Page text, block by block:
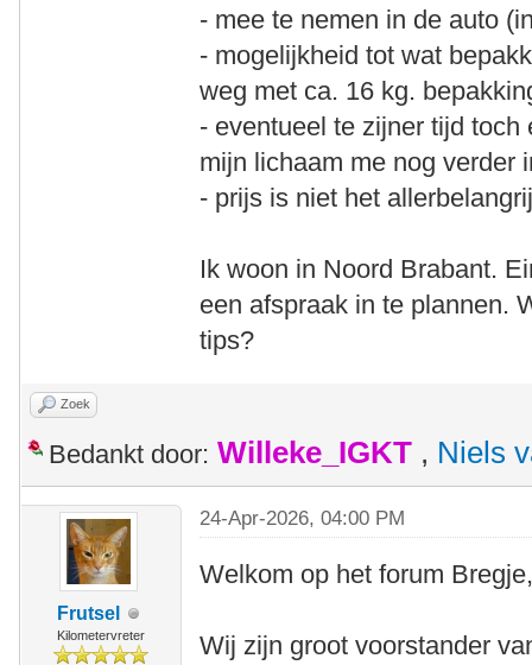
- mee te nemen in de auto
- mogelijkheid tot wat
weg met ca. 16 kg.
- eventueel te zijner tijd
mijn lichaam me nog verder
- prijs is niet het
Ik woon in Noord Brabant.
een afspraak in te plannen.
tips?
Zoek
Bedankt door: Willeke_IGKT , Niels
Frutsel
Kilometervreter
24-Apr-2026, 04:00 PM
Welkom op het forum
Wij zijn groot voorstander